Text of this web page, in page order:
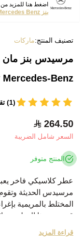
اضغط هنا للمزيد
بنز Mercedes Benz
تصنيف المنتج:ماركات
Benz
(1) تقييم
264.50
السعر شامل الضريبة
المنتج متوفر
عطر كلاسيكي فاخر
مرسيدس الحديثة
المختلط بالمريمية
قوية مع هذا العطر
نبذة عن الماركة:
مرسيدس بنز هي شركة
قراءة المزيد